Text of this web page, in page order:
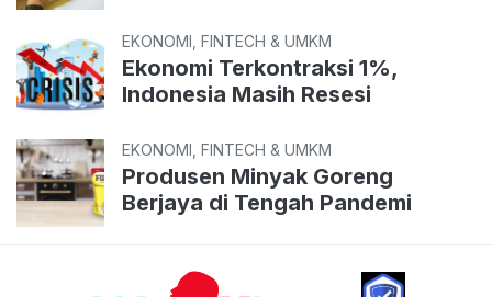
EKONOMI, FINTECH & UMKM
Ekonomi Terkontraksi 1%,
Indonesia Masih Resesi
EKONOMI, FINTECH & UMKM
Produsen Minyak Goreng
Berjaya di Tengah Pandemi